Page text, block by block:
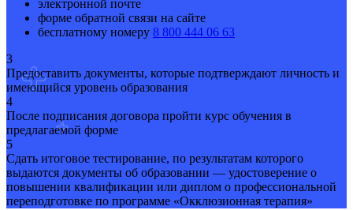
электронной почте
форме обратной связи на сайте
бесплатному номеру 8 800 444 06 63
3
Предоставить документы, которые подтверждают личность и
имеющийся уровень образования
4
После подписания договора пройти курс обучения в
предлагаемой форме
5
Сдать итоговое тестирование, по результатам которого
выдаются документы об образовании — удостоверение о
повышении квалификации или диплом о профессиональной
переподготовке по программе «Окклюзионная терапия»